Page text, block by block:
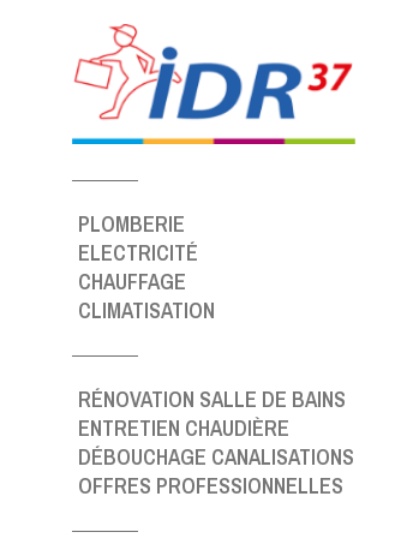
PLOMBERIE
ELECTRICITÉ
CHAUFFAGE
CLIMATISATION
RÉNOVATION SALLE DE BAINS
ENTRETIEN CHAUDIÈRE
DÉBOUCHAGE CANALISATIONS
OFFRES PROFESSIONNELLES